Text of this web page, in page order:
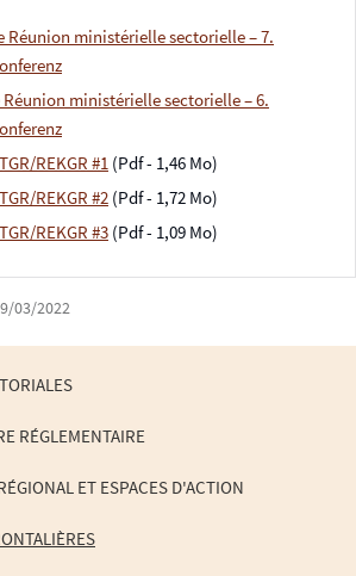
Réunion ministérielle sectorielle – 7.
Réunion ministérielle sectorielle – 6.
REKGR #1 (Pdf - 1,46 Mo)
REKGR #2 (Pdf - 1,72 Mo)
REKGR #3 (Pdf - 1,09 Mo)
03/2022
RÉGLEMENTAIRE
ET ESPACES D'ACTION